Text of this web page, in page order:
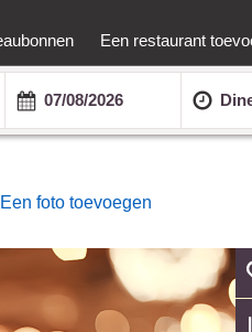
Een restaurant
Een foto toevoegen